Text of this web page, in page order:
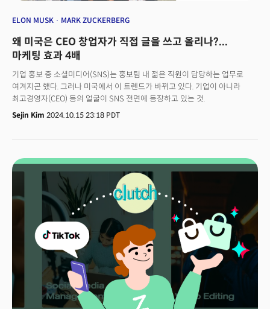
ELON MUSK MARK ZUCKERBERG
왜 미국은 CEO 창업자가 직접 글을 쓰고 올리나?...
마케팅 효과 4배
기업 홍보 중 소셜미디어(SNS)는 홍보팀 내 젊은 직원이 담당하는 업무로
여겨지곤 했다. 그러나 미국에서 이 트렌드가 바뀌고 있다. 기업이 아니라
최고경영자(CEO) 등의 얼굴이 SNS 전면에 등장하고 있는 것.
Sejin Kim 2024.10.15 23:18 PDT